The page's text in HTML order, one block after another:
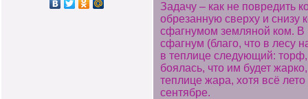
Задачу – как не повредить
обрезанную сверху и снизу
сфагнумом земляной ком. В
сфагнум (благо, что в лесу
в теплице следующий:
боялась, что им будет
теплице жара, хотя всё
сентябре.